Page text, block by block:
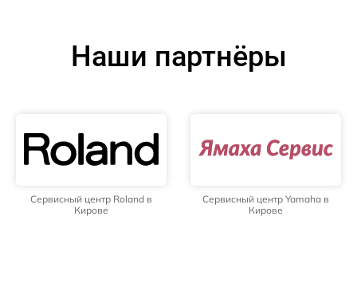
Наши партнёры
Сервисный центр Roland в
Кирове
Сервисный центр Yamaha в
Кирове